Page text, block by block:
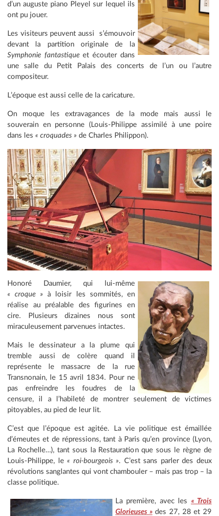
d’un auguste piano Pleyel sur lequel ils
ont pu jouer.
Les visiteurs peuvent aussi s’émouvoir
devant la partition originale de la
Symphonie fantastiqueet écouter dans
une salle du Petit Palais des concerts de l’un ou l’autre
compositeur.
L’époque est aussi celle de la caricature.
On moque les extravagances de la mode mais aussi le
souverain en personne (Louis-Philippe assimilé à une poire
dans les « croquades » de Charles Philippon).
Honoré Daumier, qui lui-même
« croque » à loisir les sommités, en
réalise au préalable des figurines en
cire. Plusieurs dizaines nous sont
miraculeusement parvenues intactes.
Mais le dessinateur a la plume qui
tremble aussi de colère quand il
représente le massacre de la rue
Transnonain, le 15 avril 1834. Pour ne
pas enfreindre les foudres de la
censure, il a l’habileté de montrer seulement de victimes
pitoyables, au pied de leur lit.
C’est que l’époque est agitée. La vie politique est émaillée
d’émeutes et de répressions, tant à Paris qu’en province (Lyon,
La Rochelle…), tant sous la Restauration que sous le règne de
Louis-Philippe, le« roi-bourgeois ». C’est sans parler des deux
révolutions sanglantes qui vont chambouler – mais pas trop – la
classe politique.
La première, avec les « Trois
Glorieuses »des 27, 28 et 29